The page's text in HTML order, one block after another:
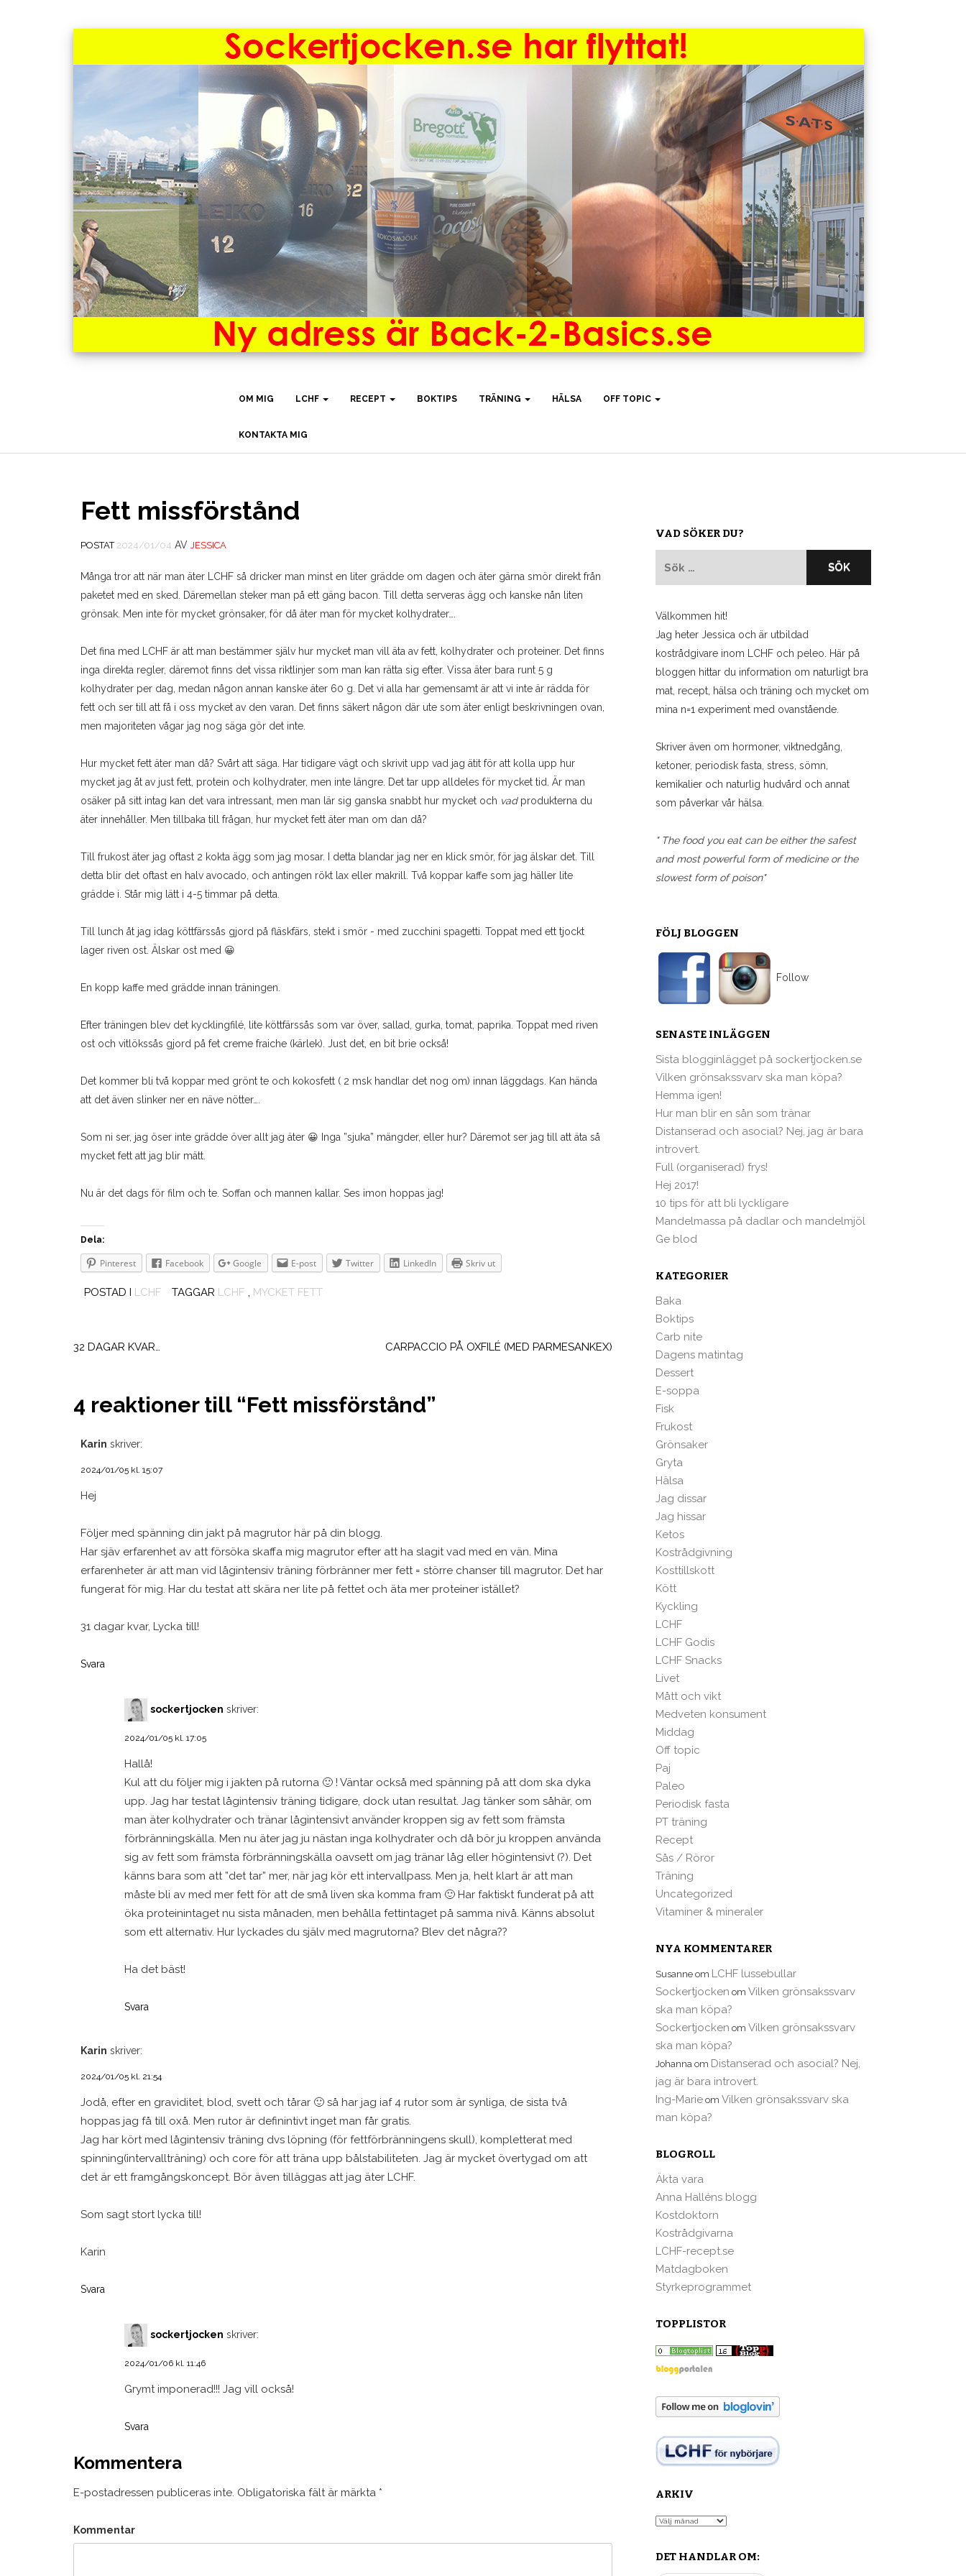
OM MIG LCHF RECEPT BOKTIPS TRÄNING HÄLSA OFF TOPIC
KONTAKTA MIG
Fett missförstånd
POSTAT 2024/01/04 AV JESSICA
Många tror att när man äter LCHF så dricker man minst en liter grädde om dagen och äter gärna smör direkt från
paketet med en sked. Däremellan steker man på ett gäng bacon. Till detta serveras ägg och kanske nån liten
grönsak. Men inte för mycket grönsaker, för då äter man för mycket kolhydrater….
Det fina med LCHF är att man bestämmer själv hur mycket man vill äta av fett, kolhydrater och proteiner. Det finns
inga direkta regler, däremot finns det vissa riktlinjer som man kan rätta sig efter. Vissa äter bara runt 5 g
kolhydrater per dag, medan någon annan kanske äter 60 g. Det vi alla har gemensamt är att vi inte är rädda för
fett och ser till att få i oss mycket av den varan. Det finns säkert någon där ute som äter enligt beskrivningen ovan,
men majoriteten vågar jag nog säga gör det inte.
Hur mycket fett äter man då? Svårt att säga. Har tidigare vägt och skrivit upp vad jag ätit för att kolla upp hur
mycket jag åt av just fett, protein och kolhydrater, men inte längre. Det tar upp alldeles för mycket tid. Är man
osäker på sitt intag kan det vara intressant, men man lär sig ganska snabbt hur mycket och vadprodukterna du
äter innehåller. Men tillbaka till frågan, hur mycket fett äter man om dan då?
Till frukost äter jag oftast 2 kokta ägg som jag mosar. I detta blandar jag ner en klick smör, för jag älskar det. Till
detta blir det oftast en halv avocado, och antingen rökt lax eller makrill. Två koppar kaffe som jag häller lite
grädde i. Står mig lätt i 4-5 timmar på detta.
Till lunch åt jag idag köttfärssås gjord på fläskfärs, stekt i smör - med zucchini spagetti. Toppat med ett tjockt
lager riven ost. Älskar ost med 😀
En kopp kaffe med grädde innan träningen.
Efter träningen blev det kycklingfilé, lite köttfärssås som var över, sallad, gurka, tomat, paprika. Toppat med riven
ost och vitlökssås gjord på fet creme fraiche (kärlek). Just det, en bit brie också!
Det kommer bli två koppar med grönt te och kokosfett ( 2 msk handlar det nog om) innan läggdags. Kan hända
att det även slinker ner en näve nötter….
Som ni ser, jag öser inte grädde över allt jag äter 😀 Inga ”sjuka” mängder, eller hur? Däremot ser jag till att äta så
mycket fett att jag blir mätt.
Nu är det dags för film och te. Soffan och mannen kallar. Ses imon hoppas jag!
Dela:
Pinterest Facebook Google E-post Twitter LinkedIn Skriv ut
POSTAD I LCHF TAGGAR LCHF , MYCKET FETT
32 DAGAR KVAR… CARPACCIO PÅ OXFILÉ (MED PARMESANKEX)
4 reaktioner till “Fett missförstånd”
Karin skriver:
2024/01/05 kl. 15:07
Hej
Följer med spänning din jakt på magrutor här på din blogg.
Har sjäv erfarenhet av att försöka skaffa mig magrutor efter att ha slagit vad med en vän. Mina
erfarenheter är att man vid lågintensiv träning förbränner mer fett = större chanser till magrutor. Det har
fungerat för mig. Har du testat att skära ner lite på fettet och äta mer proteiner istället?
31 dagar kvar, Lycka till!
Svara
sockertjocken skriver:
2024/01/05 kl. 17:05
Hallå!
Kul att du följer mig i jakten på rutorna 🙂 ! Väntar också med spänning på att dom ska dyka
upp. Jag har testat lågintensiv träning tidigare, dock utan resultat. Jag tänker som såhär, om
man äter kolhydrater och tränar lågintensivt använder kroppen sig av fett som främsta
förbränningskälla. Men nu äter jag ju nästan inga kolhydrater och då bör ju kroppen använda
sig av fett som främsta förbränningskälla oavsett om jag tränar låg eller högintensivt (?). Det
känns bara som att ”det tar” mer, när jag kör ett intervallpass. Men ja, helt klart är att man
måste bli av med mer fett för att de små liven ska komma fram 🙂 Har faktiskt funderat på att
öka proteinintaget nu sista månaden, men behålla fettintaget på samma nivå. Känns absolut
som ett alternativ. Hur lyckades du själv med magrutorna? Blev det några??
Ha det bäst!
Svara
Karin skriver:
2024/01/05 kl. 21:54
Jodå, efter en graviditet, blod, svett och tårar 🙂 så har jag iaf 4 rutor som är synliga, de sista två
hoppas jag få till oxå. Men rutor är definintivt inget man får gratis.
Jag har kört med lågintensiv träning dvs löpning (för fettförbränningens skull), kompletterat med
spinning(intervallträning) och core för att träna upp bålstabiliteten. Jag är mycket övertygad om att
det är ett framgångskoncept. Bör även tilläggas att jag äter LCHF.
Som sagt stort lycka till!
Karin
Svara
sockertjocken skriver:
2024/01/06 kl. 11:46
Grymt imponerad!!! Jag vill också!
Svara
Kommentera
E-postadressen publiceras inte. Obligatoriska fält är märkta *
Kommentar
VAD SÖKER DU?
Välkommen hit!
Jag heter Jessica och är utbildad
kostrådgivare inom LCHF och peleo. Här på
bloggen hittar du information om naturligt bra
mat, recept, hälsa och träning och mycket om
mina n=1 experiment med ovanstående.
Skriver även om hormoner, viktnedgång,
ketoner, periodisk fasta, stress, sömn,
kemikalier och naturlig hudvård och annat
som påverkar vår hälsa.
" The food you eat can be either the safest
and most powerful form of medicine or the
slowest form of poison"
FÖLJ BLOGGEN
Follow
SENASTE INLÄGGEN
Sista blogginlägget på sockertjocken.se
Vilken grönsakssvarv ska man köpa?
Hemma igen!
Hur man blir en sån som tränar
Distanserad och asocial? Nej, jag är bara
introvert.
Full (organiserad) frys!
Hej 2017!
10 tips för att bli lyckligare
Mandelmassa på dadlar och mandelmjöl
Ge blod
KATEGORIER
Baka
Boktips
Carb nite
Dagens matintag
Dessert
E-soppa
Fisk
Frukost
Grönsaker
Gryta
Hälsa
Jag dissar
Jag hissar
Ketos
Kostrådgivning
Kosttillskott
Kött
Kyckling
LCHF
LCHF Godis
LCHF Snacks
Livet
Mått och vikt
Medveten konsument
Middag
Off topic
Paj
Paleo
Periodisk fasta
PT träning
Recept
Sås / Röror
Träning
Uncategorized
Vitaminer & mineraler
NYA KOMMENTARER
Susanne om LCHF lussebullar
Sockertjocken om Vilken grönsakssvarv
ska man köpa?
Sockertjocken om Vilken grönsakssvarv
ska man köpa?
Johanna om Distanserad och asocial? Nej,
jag är bara introvert.
Ing-Marie om Vilken grönsakssvarv ska
man köpa?
BLOGROLL
Äkta vara
Anna Halléns blogg
Kostdoktorn
Kostrådgivarna
LCHF-recept.se
Matdagboken
Styrkeprogrammet
TOPPLISTOR
ARKIV
Arkiv
DET HANDLAR OM: